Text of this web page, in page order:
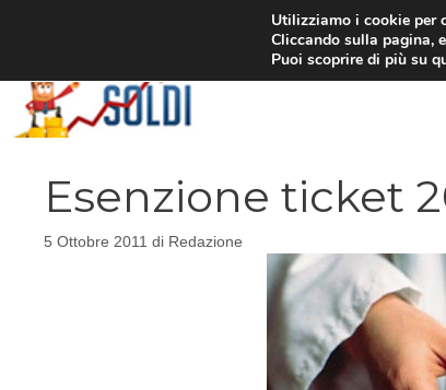
Esenzione ticket
5 Ottobre 2011 di Redazione
Utilizziamo i cookie per
Cliccando sulla pagina,
Puoi scoprire di più su